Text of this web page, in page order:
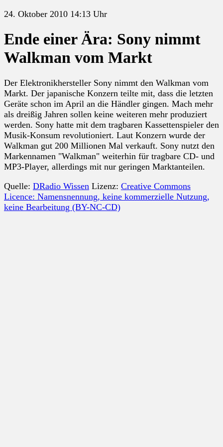
24. Oktober 2010 14:13 Uhr
Ende einer Ära: Sony nimmt
Walkman vom Markt
Der Elektronikhersteller Sony nimmt den Walkman vom
Markt. Der japanische Konzern teilte mit, dass die letzten
Geräte schon im April an die Händler gingen. Mach mehr
als dreißig Jahren sollen keine weiteren mehr produziert
werden. Sony hatte mit dem tragbaren Kassettenspieler den
Musik-Konsum revolutioniert. Laut Konzern wurde der
Walkman gut 200 Millionen Mal verkauft. Sony nutzt den
Markennamen "Walkman" weiterhin für tragbare CD- und
MP3-Player, allerdings mit nur geringen Marktanteilen.
Quelle: DRadio Wissen Lizenz: Creative Commons
Licence: Namensnennung, keine kommerzielle Nutzung,
keine Bearbeitung (BY-NC-CD)